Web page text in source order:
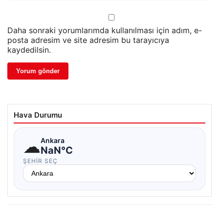
Daha sonraki yorumlarımda kullanılması için adım, e-
posta adresim ve site adresim bu tarayıcıya
kaydedilsin.
Hava Durumu
☁Ankara
NaN°C
ŞEHIR SEÇ